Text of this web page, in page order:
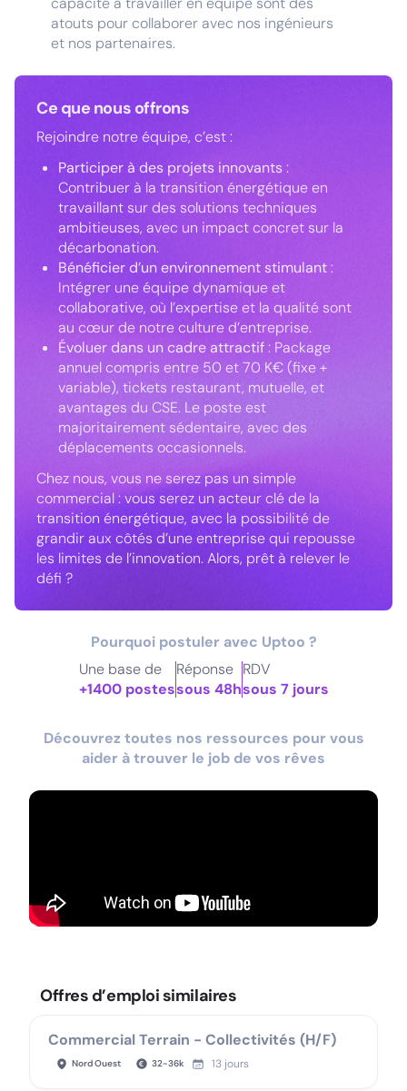
atouts pour collaborer avec nos ingénieurs
et nos partenaires.
Ce que nous offrons
Rejoindre notre équipe, c’est :
Participer à des projets innovants:
Contribuer à la transition énergétique en
travaillant sur des solutions techniques
ambitieuses, avec un impact concret sur la
décarbonation.
Bénéficier d’un environnement stimulant:
Intégrer une équipe dynamique et
collaborative, où l’expertise et la qualité sont
au cœur de notre culture d’entreprise.
Évoluer dans un cadre attractif: Package
annuel compris entre 50 et 70 K€ (fixe +
variable), tickets restaurant, mutuelle, et
avantages du CSE. Le poste est
majoritairement sédentaire, avec des
déplacements occasionnels.
Chez nous, vous ne serez pas un simple
commercial : vous serez un acteur clé de la
transition énergétique, avec la possibilité de
grandir aux côtés d’une entreprise qui repousse
les limites de l’innovation. Alors, prêt à relever le
défi ?
Pourquoi postuler avec Uptoo ?
Une base de
+1400 postes
Réponse
sous 48h
RDV
sous 7 jours
Découvrez toutes nos ressources pour vous
aider à trouver le job de vos rêves
Offres d’emploi similaires
Commercial Terrain - Collectivités (H/F)
Nord Ouest 32-36k 13 jours